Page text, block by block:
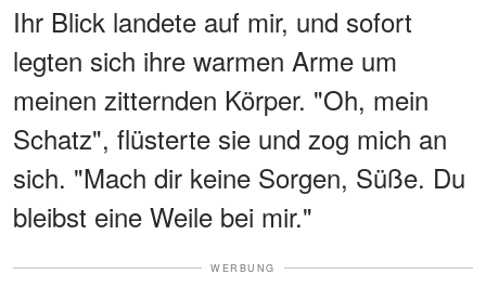
Ihr Blick landete auf mir, und sofort
legten sich ihre warmen Arme um
meinen zitternden Körper. "Oh, mein
Schatz", flüsterte sie und zog mich an
sich. "Mach dir keine Sorgen, Süße. Du
bleibst eine Weile bei mir."
WERBUNG